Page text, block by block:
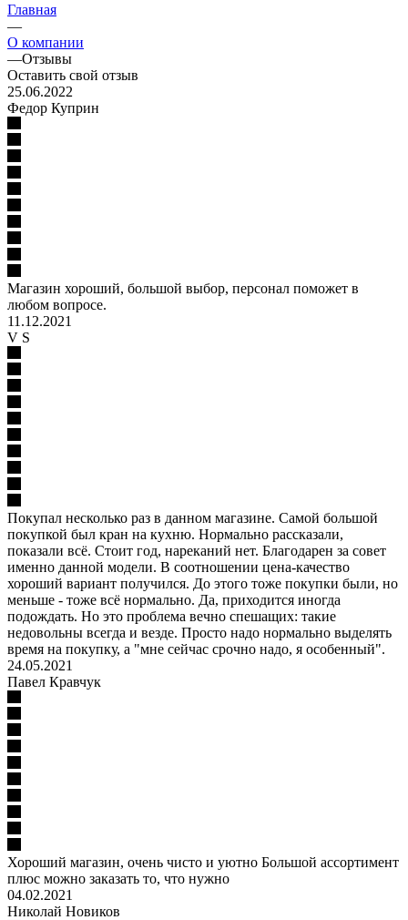
Главная
—
О компании
—Отзывы
Оставить свой отзыв
25.06.2022
Федор Куприн
Магазин хороший, большой выбор, персонал поможет в
любом вопросе.
11.12.2021
V S
Покупал несколько раз в данном магазине. Самой большой
покупкой был кран на кухню. Нормально рассказали,
показали всё. Стоит год, нареканий нет. Благодарен за совет
именно данной модели. В соотношении цена-качество
хороший вариант получился. До этого тоже покупки были, но
меньше - тоже всё нормально. Да, приходится иногда
подождать. Но это проблема вечно спешащих: такие
недовольны всегда и везде. Просто надо нормально выделять
время на покупку, а "мне сейчас срочно надо, я особенный".
24.05.2021
Павел Кравчук
Хороший магазин, очень чисто и уютно Большой ассортимент
плюс можно заказать то, что нужно
04.02.2021
Николай Новиков